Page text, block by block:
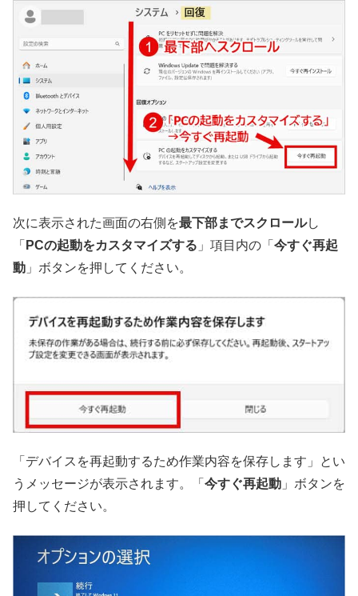
次に表示された画面の右側を最下部までスクロールし
「 PCの起動をカスタマイズする 」項目内の「 今すぐ再起
動 」ボタンを押してください。
「デバイスを再起動するため作業内容を保存します」とい
うメッセージが表示されます。「 今すぐ再起動 」ボタンを
押してください。